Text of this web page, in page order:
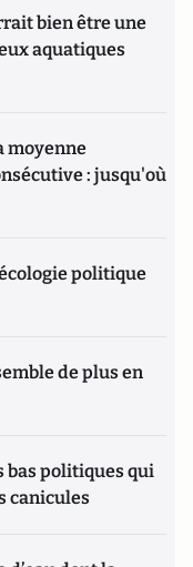
bien être une
aquatiques
moyenne
: jusqu'où
politique
de plus en
bas politiques qui
canicules